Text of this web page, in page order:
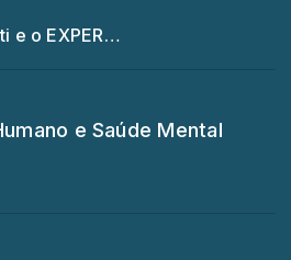
Pe. Reginaldo Manzotti e o EXPERIENCIA DE DEUS
e Saúde Mental